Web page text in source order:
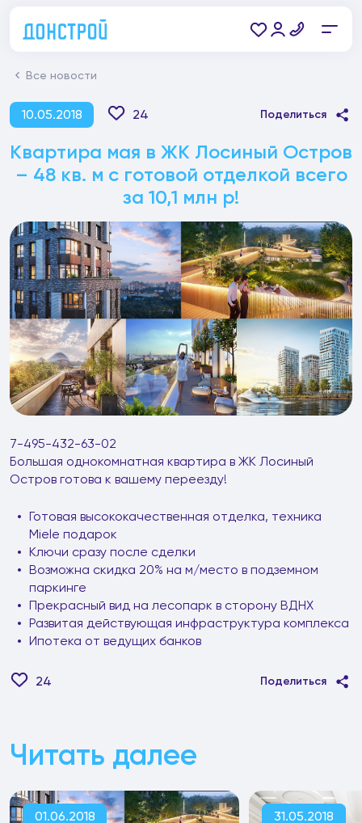
Все новости
10.05.2018 24 Поделиться
Квартира мая в ЖК Лосиный Остров
– 48 кв. м с готовой отделкой всего
за 10,1 млн р!
7-495-432-63-02
Большая однокомнатная квартира в ЖК Лосиный
Остров готова к вашему переезду!
Готовая высококачественная отделка, техника
Miele подарок
Ключи сразу после сделки
Возможна скидка 20% на м/место в подземном
паркинге
Прекрасный вид на лесопарк в сторону ВДНХ
Развитая действующая инфраструктура комплекса
Ипотека от ведущих банков
24 Поделиться
Читать далее
01.06.2018 31.05.2018